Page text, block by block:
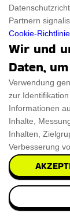
PRÜFEN
Partnern
Cookie-Richtlinie
Wir und
Daten,
Verwendung
zur
Informationen
Inhalte,
Inhalten,
Verbesserung